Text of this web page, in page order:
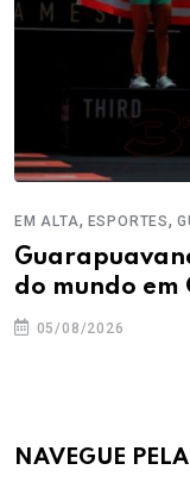
EM ALTA, ESPORTES,
do mundo em
05/08/2026
NAVEGUE